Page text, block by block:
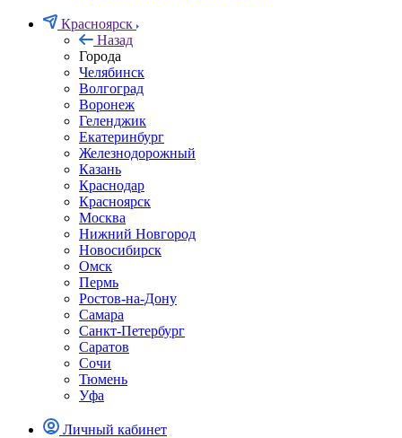
Красноярск
Назад
Города
Челябинск
Волгоград
Воронеж
Геленджик
Екатеринбург
Железнодорожный
Казань
Краснодар
Красноярск
Москва
Нижний Новгород
Новосибирск
Омск
Пермь
Ростов-на-Дону
Самара
Санкт-Петербург
Саратов
Сочи
Тюмень
Уфа
Личный кабинет